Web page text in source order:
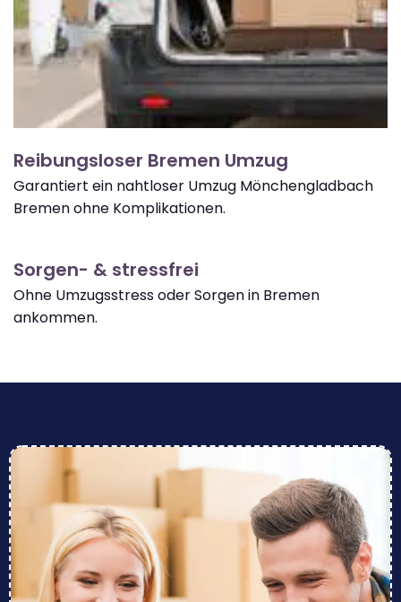
Reibungsloser Bremen Umzug
Garantiert ein nahtloser Umzug Mönchengladbach
Bremen ohne Komplikationen.
Sorgen- & stressfrei
Ohne Umzugsstress oder Sorgen in Bremen
ankommen.